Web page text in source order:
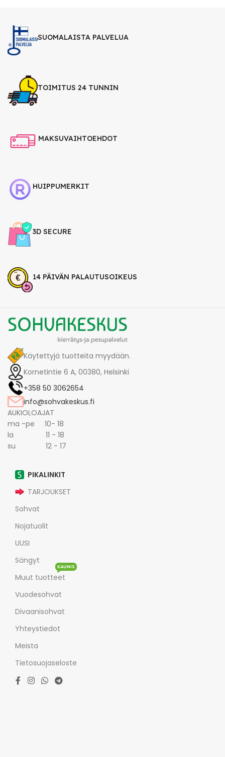
SUOMALAISTA PALVELUA
TOIMITUS 24 TUNNIN
MAKSUVAIHTOEHDOT
HUIPPUMERKIT
3D SECURE
14 PÄIVÄN PALAUTUSOIKEUS
Käytettyjä tuotteita myydään.
Kornetintie 6 A, 00380, Helsinki
+358 50 3062654
info@sohvakeskus.fi
AUKIOLOAJAT
ma -pe 10- 18
la 11 - 18
su 12 - 17
PIKALINKIT
TARJOUKSET
Sohvat
Nojatuolit
UUSI
Sängyt
Muut tuotteet
KAUNIS
Vuodesohvat
Divaanisohvat
Yhteystiedot
Meista
Tietosuojaseloste